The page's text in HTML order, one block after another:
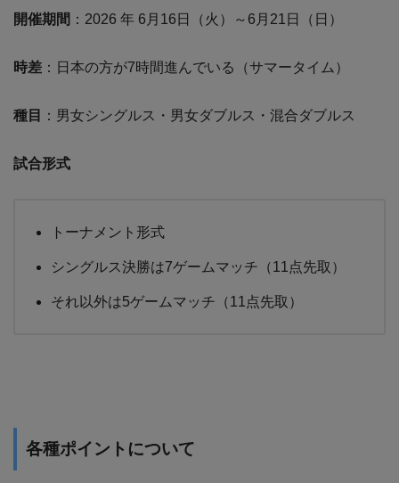
開催期間 ：2026 年 6月16日（火）～6月21日（日）
時差 ：日本の方が7時間進んでいる（サマータイム）
種目 ：男女シングルス・男女ダブルス・混合ダブルス
試合形式
トーナメント形式
シングルス決勝は7ゲームマッチ（11点先取）
それ以外は5ゲームマッチ（11点先取）
各種ポイントについて